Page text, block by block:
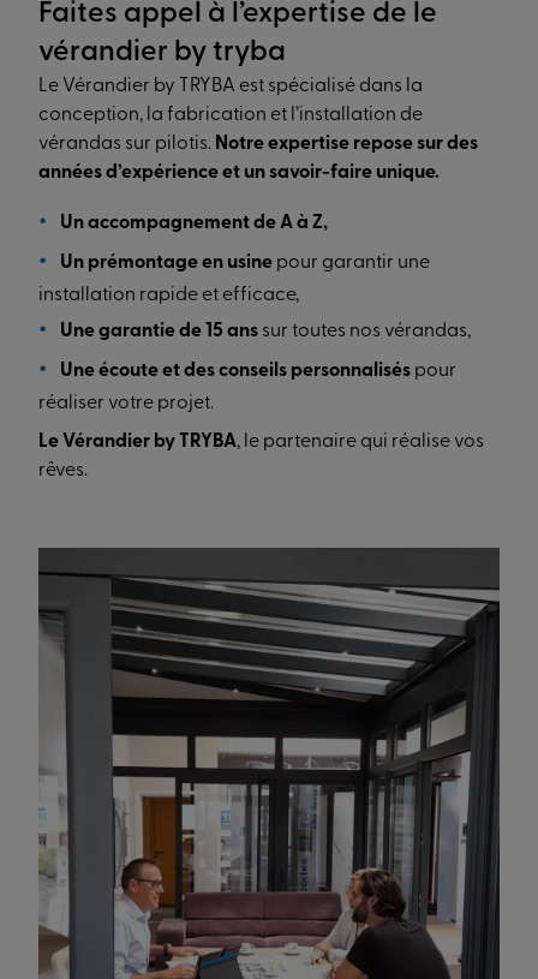
Faites appel à l’expertise de le
vérandier by tryba
Le Vérandier by TRYBA est spécialisé dans la
conception, la fabrication et l’installation de
vérandas sur pilotis. Notre expertise repose sur des
années d’expérience et un savoir-faire unique.
Un accompagnement de A à Z,
Un prémontage en usine pour garantir une
installation rapide et efficace,
Une garantie de 15 ans sur toutes nos vérandas,
Une écoute et des conseils personnalisés pour
réaliser votre projet.
Le Vérandier by TRYBA, le partenaire qui réalise vos
rêves.